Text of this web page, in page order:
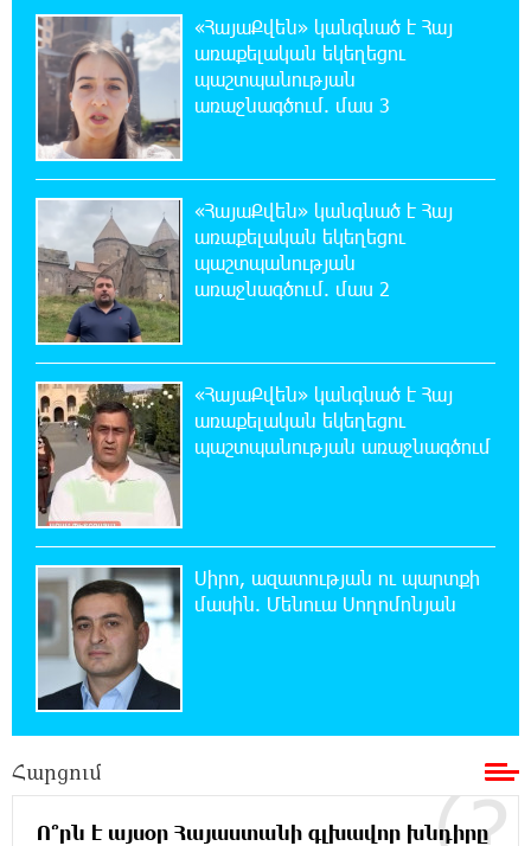
Մեր երկրում իշխանության և ընդդիմության
անվերջանալի պայքարում տուժում է միայն
ու միայն ՀՀ քաղաքացին. Աննա Կոստանյան
20:49:35 7-08-2026
Փրկարարները հայտանաբերել են մոլորված
զբոսաշրջիկներին
20:39:24 7-08-2026
ԼՀԿ-ն պահանջում է դադարեցնել Գարեգին
Բ-ի և եպիսկոպոսների դեմ քրեական
հետապնդումը
Սարյան փողոցի բնակարաններից մեկում
պայթյունի հետևանքով 55-ամյա
տղամարդը այրվածքներով տեղափոխվել է
«Այրվածքաբանության ազգային կենտրոն»
Սլովակիայի արևելքում արտակարգ
դրություն է հայտարարվել շոգի ալիքների
պատճառով
19:53:41 7-08-2026
Երթևեկության կազմակերպման
19:35:21 7-08-2026
Հայաստանի հավաքականի նախկին
«ՀայաՔվեն» կանգնած է Հայ
առաքելական եկեղեցու
պաշտպանության
առաջնագծում. մաս 3
«ՀայաՔվեն» կանգնած է Հայ
առաքելական եկեղեցու
պաշտպանության
առաջնագծում. մաս 2
«ՀայաՔվեն» կանգնած է Հայ
առաքելական եկեղեցու
պաշտպանության առաջնագծում
Սիրո, ազատության ու պարտքի
մասին. Մենուա Սողոմոնյան
Հարցում
Ո՞րն է այսօր Հայաստանի գլխավոր խնդիրը